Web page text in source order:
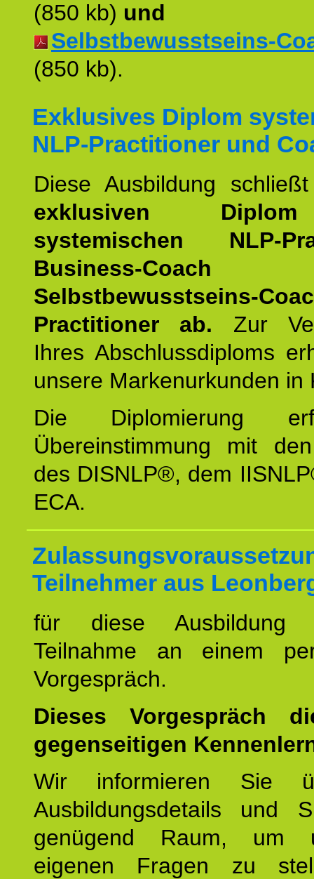
(850 kb) und
Selbstbewusstseins-
(850 kb).
Exklusives Diplom
NLP-Practitioner und
Diese Ausbildung
exklusiven
systemischen NLP-
Business-Coach
Selbstbewusstseins-
Practitioner ab. Zur
Ihres Abschlussdiploms
unsere Markenurkunden in
Die Diplomierung
Übereinstimmung mit
des DISNLP®, dem
ECA.
Teilnehmer aus
für diese
Teilnahme an einem
Vorgespräch.
Dieses Vorgespräch
gegenseitigen
Wir informieren Sie
Ausbildungsdetails und
genügend Raum, um
eigenen Fragen zu